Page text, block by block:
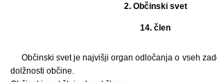
2. Občinski svet
14. člen
Občinski svet je najvišji organ odločanja o vseh
dolžnosti občine.